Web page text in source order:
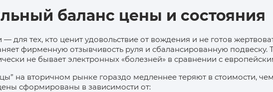
баланс цены и состояния
для тех, кто ценит удовольствие от вождения и не готов
фирменную отзывчивость руля и сбалансированную
не бывает электронных «болезней» в сравнении с
на вторичном рынке гораздо медленнее теряют в стоимости,
сформированы в зависимости от: